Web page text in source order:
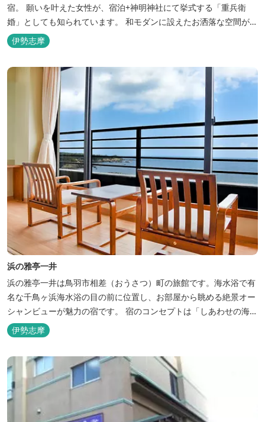
宿。 願いを叶えた女性が、宿泊+神明神社にて挙式する「重兵衛
婚」としても知られています。 和モダンに設えたお洒落な空間が女
性に人気。
伊勢志摩
浜の雅亭一井
浜の雅亭一井は鳥羽市相差（おうさつ）町の旅館です。海水浴で有
名な千鳥ヶ浜海水浴の目の前に位置し、お部屋から眺める絶景オー
シャンビューが魅力の宿です。 宿のコンセプトは「しあわせの海
へ、ようきたなあ」。鳥羽市の南端「相差(おうさつ)」は太平洋に
面したみなと町。相差の海は、おいしい海産物、海女さん、美しい
千鳥ヶ浜、海に浮く富士山、水平線に昇る朝陽といった自然に恵ま
れた「しあわせの海」です。...
伊勢志摩